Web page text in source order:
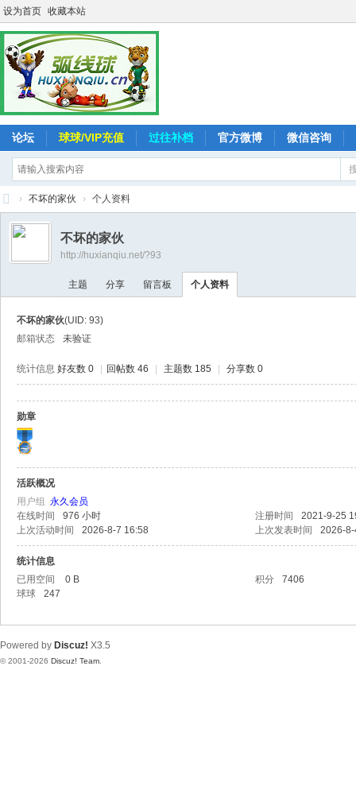
设为首页 收藏本站
论坛 球球/VIP充值 过往补档 官方微博 微信咨询
弧
球
› 不坏的家伙 › 个人资料
不坏的家伙
http://huxianqiu.net/?93
主题 分享 留言板 个人资料
不坏的家伙(UID: 93)
邮箱状态
未验证
统计信息 好友数 0 回帖数 46 主题数 185 分享数 0
勋章
活跃概况
用户组 永久会员
在线时间
976 小时 注册时间
2021-9-25
上次活动时间
2026-8-7 16:58 上次发表时间 2026-
统计信息
已用空间
0 B 积分
7406
球球
247
Powered by Discuz! X3.5
© 2001-2026 Discuz! Team